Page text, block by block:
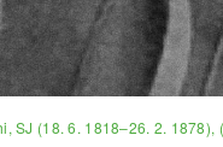
SJ (18. 6. 1818–26. 2. 1878),